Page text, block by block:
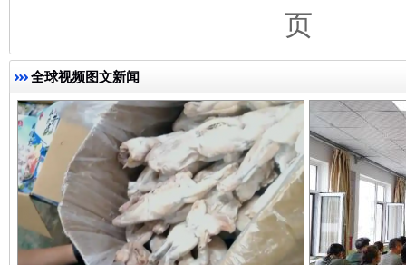
页
全球视频图文新闻
完善运行机制助力责任有效落实 一纸欠